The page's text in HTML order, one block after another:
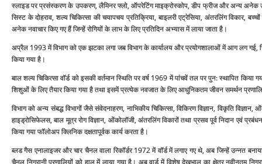
स्‍लाइड पर प्रसंस्‍करण के उपकरण, लैमिनर फ्लो, ऑपरेटिंग माइक्रोस्‍कोप, डीप फ्रीज और अन्‍य अनेक
सिस्‍ट के दोहराव, शल्‍य चिकित्‍सा की चयापचय प्रतिक्रिया, बाइलरी एट्रेसिया, अंतरलिंग विकार,
अनेक नवाचार किए गए हैं जिन्‍हें रोगियों के लाभ के लिए प्रतिदिन अभ्‍यास में लाया जाता है।
अप्रैल 1993 में विभाग को एक झटका लगा जब विभाग के कार्यालय और प्रयोगशालाओं में आग लग गई,
किया गया है।
बाल शल्‍य चिकित्‍सा वॉर्ड को इसकी वर्तमान स्थिति पर वर्ष 1969 में पांचवें तल पर पुन: स्‍थापित
शिशुओं के लिए तैयार किया गया है तथा इसमें प्रत्‍येक नवजात के लिए आधुनिकतम जीवन समर्थन
विभाग को अन्‍य संबद्ध विभागों जैसे संवेदनाहरण, नाभिकीय चिकित्‍सा, विकिरण विज्ञान, विकृति
हाइड्रोसिफेलस, बाल मूत्र रोग विज्ञान, ओंकोलॉजी, अंतरलिंग विकारों तथा प्रसव पूर्व निदान एवं
किया गया फॉलोअप क्लिनिक दक्षतापूर्वक कार्य करता है।
ब्‍लड गैस एनालाइजर और चार चैनल वाला रिकॉर्डर 1972 में वॉर्ड में लगाए गए थे, अब जिन्‍हें उन्‍नत
चैनल निगरानी प्रणालियों को हाल में लाया गया है। अब वार्ड में विशेष देखभाल का क्षेत्र नवीनतम